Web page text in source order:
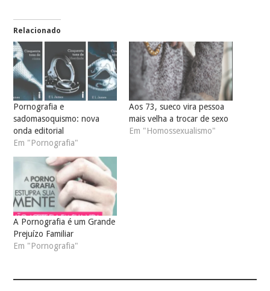
Relacionado
Pornografia e
sadomasoquismo: nova
onda editorial
Em "Pornografia"
Aos 73, sueco vira pessoa
mais velha a trocar de sexo
Em "Homossexualismo"
A Pornografia é um Grande
Prejuízo Familiar
Em "Pornografia"